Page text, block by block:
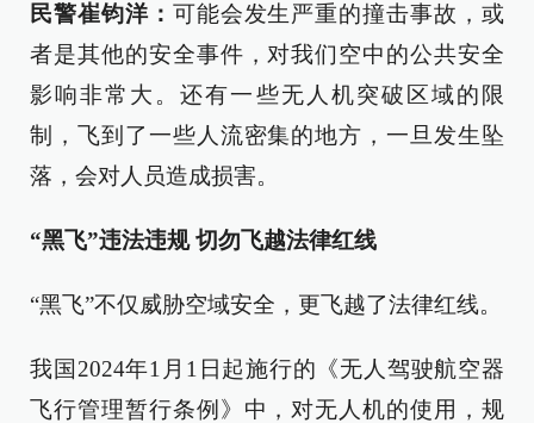
民警崔钧洋： 可能会发生严重的撞击事故，或
者是其他的安全事件，对我们空中的公共安全
影响非常大。还有一些无人机突破区域的限
制，飞到了一些人流密集的地方，一旦发生坠
落，会对人员造成损害。
“黑飞”违法违规 切勿飞越法律红线
“黑飞”不仅威胁空域安全，更飞越了法律红线。
我国2024年1月1日起施行的《无人驾驶航空器
飞行管理暂行条例》中，对无人机的使用，规